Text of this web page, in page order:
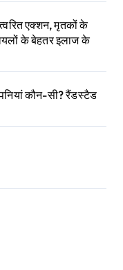
त्वरित एक्शन, मृतकों के
के बेहतर इलाज के
कौन-सी? रैंडस्टैड